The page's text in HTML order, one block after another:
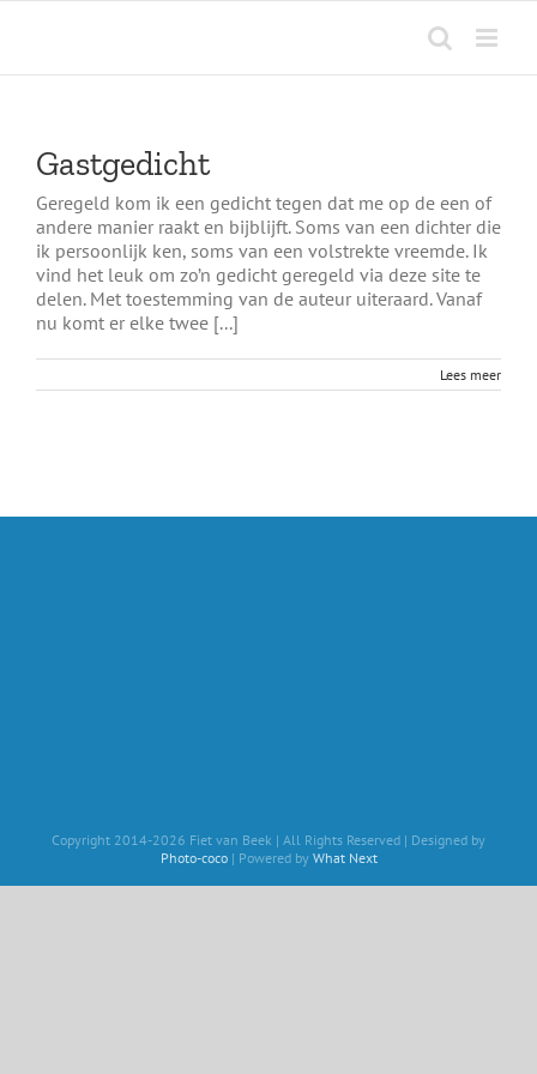
Gastgedicht
Geregeld kom ik een gedicht tegen dat me op de een of
andere manier raakt en bijblijft. Soms van een dichter die
ik persoonlijk ken, soms van een volstrekte vreemde. Ik
vind het leuk om zo’n gedicht geregeld via deze site te
delen. Met toestemming van de auteur uiteraard. Vanaf
nu komt er elke twee [...]
Lees meer
Copyright 2014-2026 Fiet van Beek | All Rights Reserved | Designed by
Photo-coco| Powered by What Next